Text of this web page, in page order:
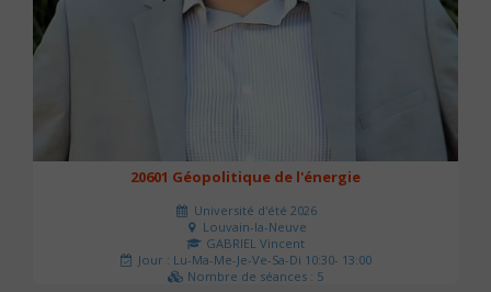
20601 Géopolitique de l'énergie
Université d'été 2026
Louvain-la-Neuve
GABRIEL Vincent
Jour : Lu-Ma-Me-Je-Ve-Sa-Di 10:30- 13:00
Nombre de séances : 5